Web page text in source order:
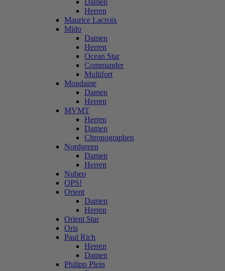
Damen
Herren
Maurice Lacroix
Mido
Damen
Herren
Ocean Star
Commander
Multifort
Mondaine
Damen
Herren
MVMT
Herren
Damen
Chronographen
Nordgreen
Damen
Herren
Nubeo
OPS!
Orient
Damen
Herren
Orient Star
Oris
Paul Rich
Herren
Damen
Philipp Plein